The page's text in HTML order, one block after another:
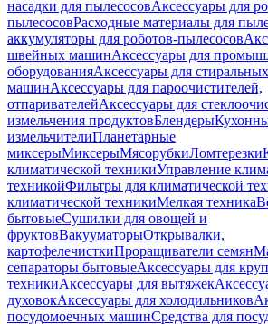
насадки для пылесосовАксессуары для
пылесосовРасходные материалы для
аккумуляторы для роботов-пылесосов
швейных машинАксессуары для
оборудованияАксессуары для
машинАксессуары для пароочистителей,
отпаривателейАксессуары для
измельчения продуктовБлендеры
измельчителиПланетарные
миксерыМиксерыМясорубкиЛомтерезки
климатической техникиУправление
техникойФильтры для климатической
климатической техникиМелкая техника
бытовыеСушилки для овощей и
фруктовВакууматорыОткрывалки,
картофелечисткиПроращиватели семян
сепараторы бытовыеАксессуары для
техникиАксессуары для вытяжек
духовокАксессуары для холодильников
посудомоечных машинСредства для